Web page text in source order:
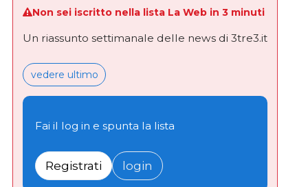
Non sei iscritto nella lista La Web in 3 minuti
Un riassunto settimanale delle news di 3tre3.it
vedere ultimo
Fai il log in e spunta la lista
Registrati login